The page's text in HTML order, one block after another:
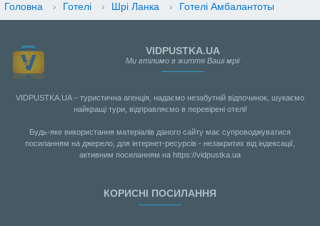
Головна › Готелі › Шрі Ланка › Готелі Амбалантоты
VIDPUSTKA.UA
Ми втілимо в життя Ваші мрії
VIDPUSTKA.UA – туристична агенція, надаємо незабутній відпочинок, шукаємо
найкращі тури, відправляємо в перевірені отелі!
Будь-яке використання матеріалів даного сайту має супроводжуватися
посиланням на джерело, для інтернет-ресурсів - незакритих від індексації,
активним посиланням на https://vidpustka.ua
КОРИСНІ ПОСИЛАННЯ